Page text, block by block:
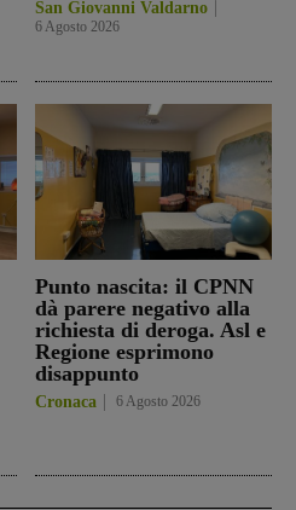
San Giovanni Valdarno
6 Agosto 2026
Punto nascita: il CPNN
dà parere negativo alla
richiesta di deroga. Asl e
Regione esprimono
disappunto
Cronaca 6 Agosto 2026